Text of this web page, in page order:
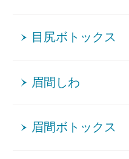
目尻ボトックス
眉間しわ
眉間ボトックス